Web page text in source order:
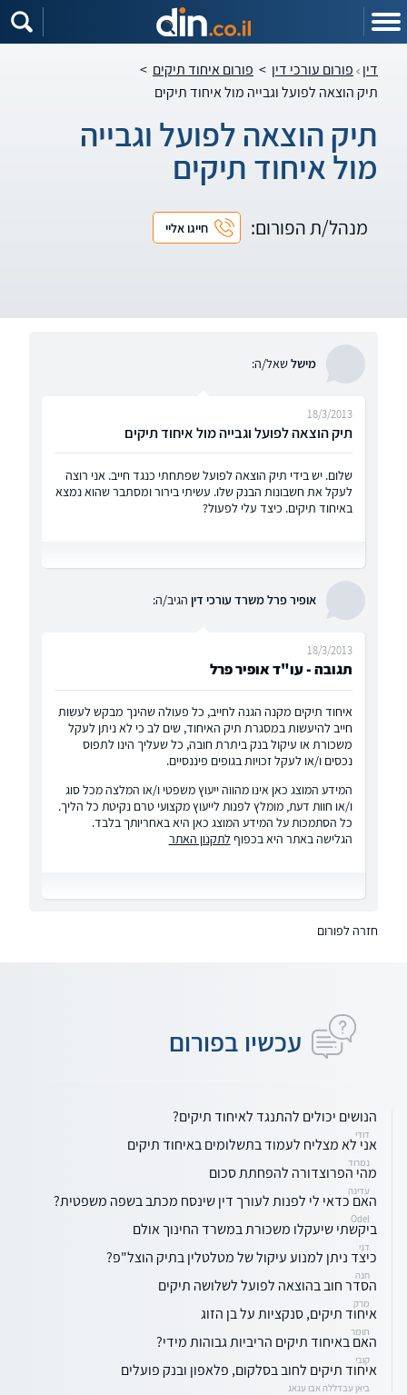
דין פורום עורכי דין > פורום איחוד תיקים >
תיק הוצאה לפועל וגבייה מול איחוד תיקים
תיק הוצאה לפועל וגבייה
מול איחוד תיקים
מנהל/ת הפורום: חייגו אליי
מישלשאל/ה:
תיק הוצאה לפועל וגבייה מול איחוד תיקים
18/3/2013
שלום. יש בידי תיק הוצאה לפועל שפתחתי כנגד חייב. אני רוצה
לעקל את חשבונות הבנק שלו. עשיתי בירור ומסתבר שהוא נמצא
באיחוד תיקים. כיצד עלי לפעול?
אופיר פרל משרד עורכי דין הגיב/ה:
תגובה - עו"ד אופיר פרל
18/3/2013
איחוד תיקים מקנה הגנה לחייב, כל פעולה שהינך מבקש לעשות
חייב להיעשות במסגרת תיק האיחוד, שים לב כי לא ניתן לעקל
משכורת או עיקול בנק ביתרת חובה, כל שעליך הינו לתפוס
נכסים ו/או לעקל זכויות בגופים פיננסיים.
המידע המוצג כאן אינו מהווה ייעוץ משפטי ו/או המלצה מכל סוג
ו/או חוות דעת, מומלץ לפנות לייעוץ מקצועי טרם נקיטת כל הליך.
כל הסתמכות על המידע המוצג כאן היא באחריותך בלבד.
הגלישה באתר היא בכפוף לתקנון האתר
חזרה לפורום
עכשיו בפורום
הנושים יכולים להתנגד לאיחוד תיקים?
דודי
אני לא מצליח לעמוד בתשלומים באיחוד תיקים
נמרוד
מהי הפרוצדורה להפחתת סכום
עדינה
האם כדאי לי לפנות לעורך דין שינסח מכתב בשפה משפטית?
Odel
ביקשתי שיעקלו משכורת במשרד החינוך אולם
דני
כיצד ניתן למנוע עיקול של מטלטלין בתיק הוצל"פ?
חנה
הסדר חוב בהוצאה לפועל לשלושה תיקים
מרק
איחוד תיקים, סנקציות על בן הזוג
תומר
האם באיחוד תיקים הריביות גבוהות מידי?
קובי
איחוד תיקים לחוב בסלקום, פלאפון ובנק פועלים
ביאן עבדללה אבו עגאג